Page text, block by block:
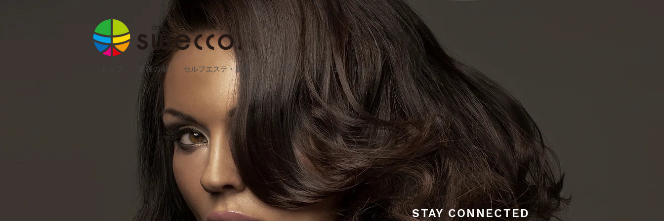
道後の湯 セルフエステ・脱毛 ハイドロスプラッシュ More
STAY CONNECTED